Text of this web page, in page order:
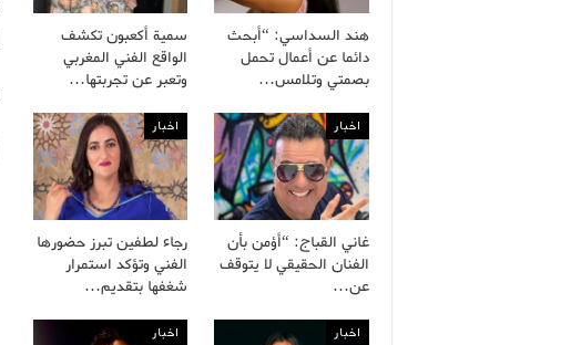
هند السداسي: “أبحث
دائما عن أعمال تحمل
بصمتي وتلامس…
سمية أكعبون تكشف
الواقع الفني المغربي
وتعبر عن تجربتها…
اخبار
غاني القباج: “أؤمن بأن
الفنان الحقيقي لا يتوقف
عن…
اخبار
رجاء لطفين تبرز حضورها
الفني وتؤكد استمرار
شغفها بتقديم…
اخبار اخبار